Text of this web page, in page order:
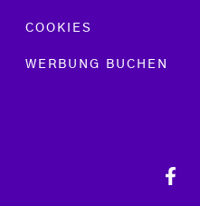
COOKIES
WERBUNG BUCHEN